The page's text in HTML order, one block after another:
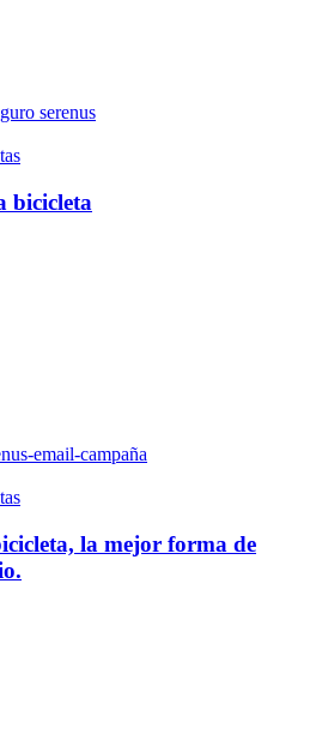
bicicleta
la mejor forma de